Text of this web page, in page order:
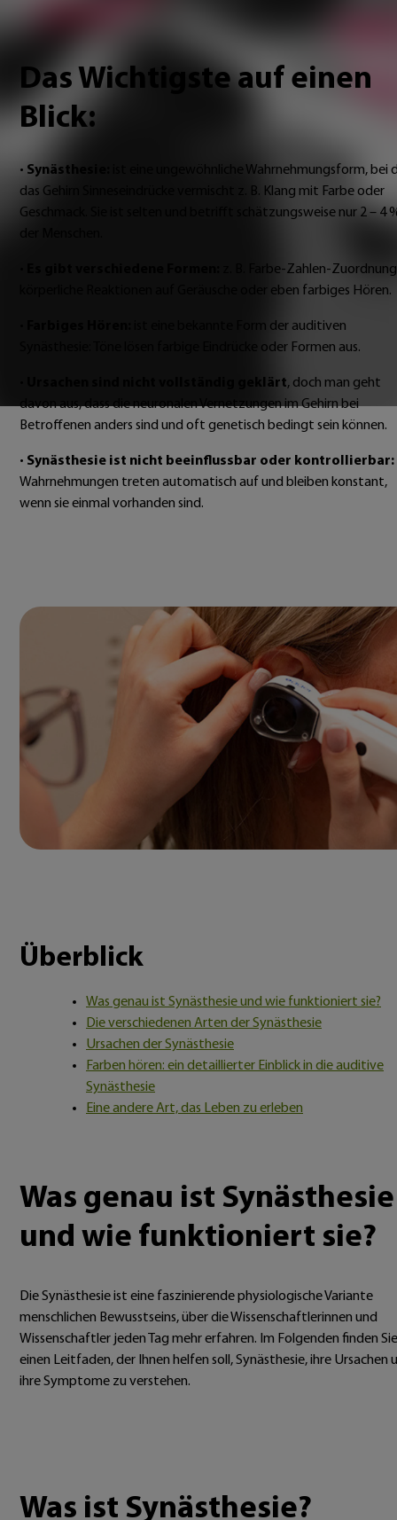
Das Wichtigste auf einen
Blick:
• Synästhesie:
ist eine ungewöhnliche Wahrnehmungsform, bei
das Gehirn Sinneseindrücke vermischt z. B. Klang mit Farbe oder
Geschmack. Sie ist selten und betrifft schätzungsweise nur 2 – 4
der Menschen.
z. B. Farbe-Zahlen-
körperliche Reaktionen auf Geräusche oder eben farbiges Hören.
ist eine bekannte Form der auditiven
Synästhesie: Töne lösen farbige Eindrücke oder Formen aus.
Ursachen sind nicht vollständig geklärt, doch man geht
davon aus, dass die neuronalen Vernetzungen im Gehirn bei
Betroffenen anders sind und oft genetisch bedingt sein können.
• Synästhesie ist nicht beeinflussbar oder kontrollierbar:
Wahrnehmungen treten automatisch auf und bleiben konstant,
wenn sie einmal vorhanden sind.
Überblick
Was genau ist Synästhesie und wie funktioniert sie?
Die verschiedenen Arten der Synästhesie
Ursachen der Synästhesie
Farben hören: ein detaillierter Einblick in die auditive
Synästhesie
Eine andere Art, das Leben zu erleben
Was genau ist Synästhesie
und wie funktioniert sie?
Die Synästhesie ist eine faszinierende physiologische Variante
menschlichen Bewusstseins, über die Wissenschaftlerinnen und
Wissenschaftler jeden Tag mehr erfahren. Im Folgenden finden Sie
einen Leitfaden, der Ihnen helfen soll, Synästhesie, ihre Ursachen
ihre Symptome zu verstehen.
Was ist Synästhesie?